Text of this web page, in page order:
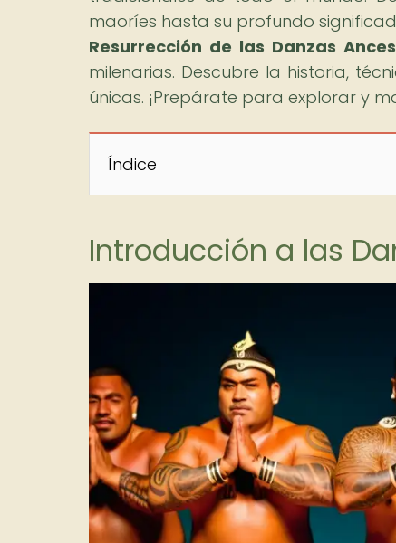
maoríes hasta su profundo
Resurrección de las Danzas
milenarias. Descubre la historia,
únicas. ¡Prepárate para explorar y
Índice
Introducción a las